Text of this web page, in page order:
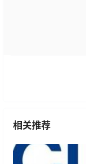
相关推荐